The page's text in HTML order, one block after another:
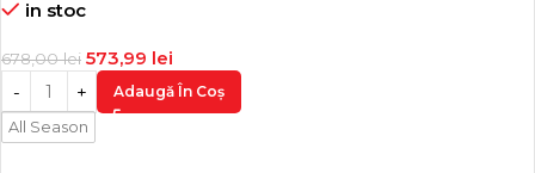
in stoc
678,00lei 573,99 lei
Adaugă În Coș
All Season